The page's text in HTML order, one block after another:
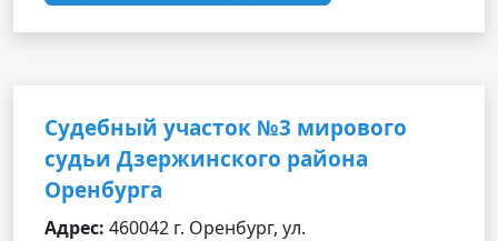
Судебный участок №3 мирового
судьи Дзержинского района
Оренбурга
Адрес: 460042 г. Оренбург, ул.